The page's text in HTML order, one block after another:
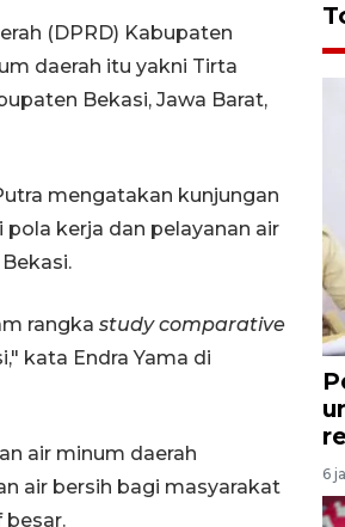
(DPRD) Kabupaten
daerah itu yakni Tirta
Bekasi, Jawa Barat,
mengatakan kunjungan
kerja dan pelayanan air
rangka study comparative
kata Endra Yama di
air minum daerah
air bersih bagi masyarakat
6